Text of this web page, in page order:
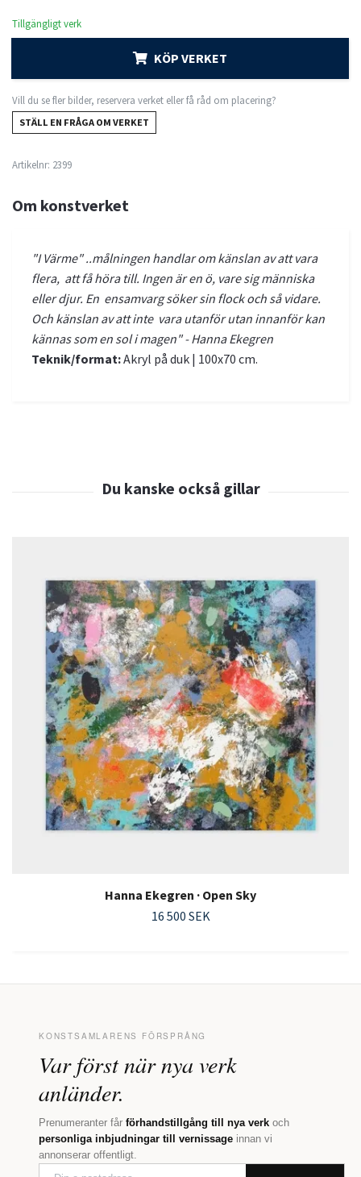
Tillgängligt verk
KÖP VERKET
Vill du se fler bilder, reservera verket eller få råd om placering?
STÄLL EN FRÅGA OM VERKET
Artikelnr: 2399
Om konstverket
"I Värme" ..målningen handlar om känslan av att vara
flera, att få höra till. Ingen är en ö, vare sig människa
eller djur. En ensamvarg söker sin flock och så vidare.
Och känslan av att inte vara utanför utan innanför kan
kännas som en sol i magen" - Hanna Ekegren
Teknik/format:Akryl på duk | 100x70 cm.
Hanna Ekegren · Open Sky
16 500 SEK
KONSTSAMLARENS FÖRSPRÅNG
Var först när nya verk
anländer.
Prenumeranter får förhandstillgång till nya verk och
personliga inbjudningar till vernissage innan vi
annonserar offentligt.